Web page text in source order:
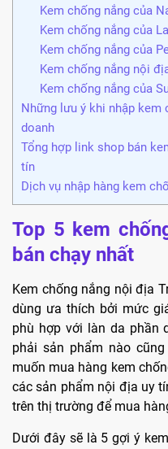
Kem chống nắng của
Kem chống nắng của
Kem chống nắng của
Kem chống nắng nội
Kem chống nắng của
Những lưu ý khi nhập kem
doanh
Tổng hợp link shop bán
tín
Dịch vụ nhập hàng kem
Top 5 kem
bán chạy nhất
Kem chống nắng nội địa
dùng ưa thích bởi mức
phù hợp với làn da phần
phải sản phẩm nào
muốn mua hàng kem
các sản phẩm nội địa uy
trên thị trường để mua
Dưới đây sẽ là 5 gợi ý